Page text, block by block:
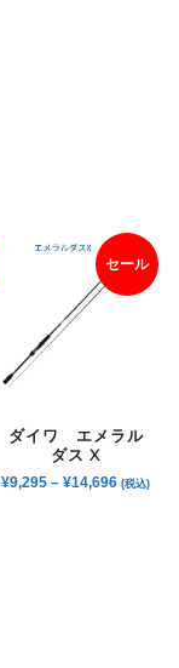
セール
ダイワ エメラル
ダス X
¥9,295 –¥14,696 (税込)